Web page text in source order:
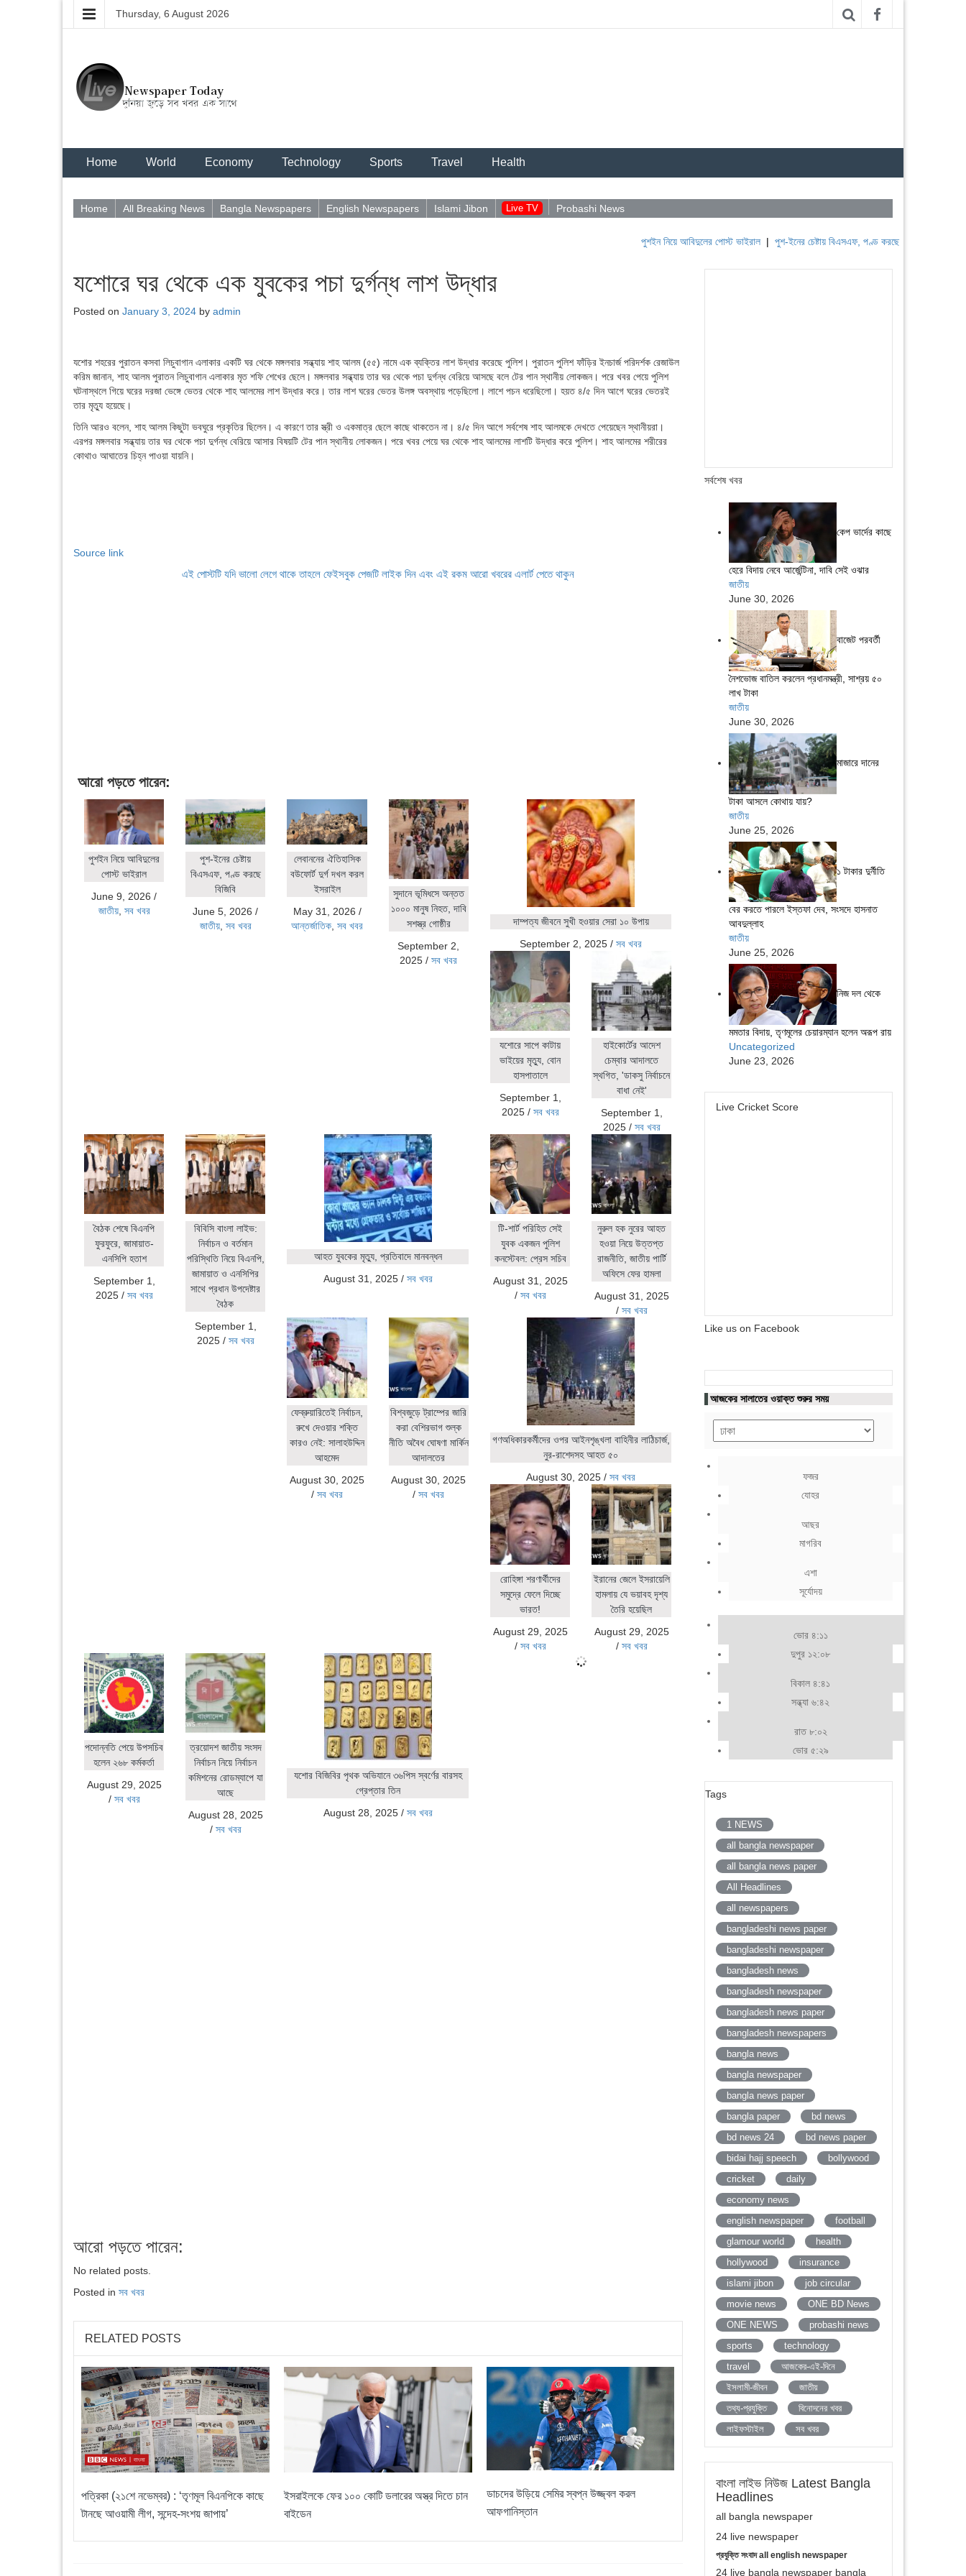
Thursday, 6 August 2026
Home World Economy Technology Sports Travel Health
Home All Breaking News Bangla Newspapers English Newspapers Islami Jibon Live TV Probashi News
পুশইন নিয়ে আবিদুলের পোস্ট ভাইরাল|পুশ-ইনের চেষ্টায় বিএসএফ, পণ্ড করছে বিজিবি|
যশোরে ঘর থেকে এক যুবকের পচা দুর্গন্ধ লাশ উদ্ধার
Posted on January 3, 2024 by admin
যশোর শহরের পুরাতন কসবা লিচুবাগান এলাকার একটি ঘর থেকে মঙ্গলবার সন্ধ্যায় শাহ আলম (৫৫) নামে এক ব্যক্তির লাশ উদ্ধার করেছে পুলিশ। পুরাতন পুলিশ ফাঁড়ির ইনচার্জ পরিদর্শক রেজাউল
করিম জানান, শাহ আলম পুরাতন লিচুবাগান এলাকার মৃত শফি শেখের ছেলে। মঙ্গলবার সন্ধ্যায় তার ঘর থেকে পচা দুর্গন্ধ বেরিয়ে আসছে বলে টের পান স্থানীয় লোকজন। পরে খবর পেয়ে পুলিশ
ঘটনাস্থলে গিয়ে ঘরের দরজা ভেঙ্গে ভেতর থেকে শাহ আলমের লাশ উদ্ধার করে। তার লাশ ঘরের ভেতর উলঙ্গ অবস্থায় পড়েছিলো। লাশে পচন ধরেছিলো। হয়ত ৪/৫ দিন আগে ঘরের ভেতরই
তার মৃত্যু হয়েছে।
তিনি আরও বলেন, শাহ আলম কিছুটা ভবঘুরে প্রকৃতির ছিলেন। এ কারণে তার স্ত্রী ও একমাত্র ছেলে কাছে থাকতেন না। ৪/৫ দিন আগে সর্বশেষ শাহ আলমকে দেখতে পেয়েছেন স্থানীয়রা।
এরপর মঙ্গলবার সন্ধ্যায় তার ঘর থেকে পচা দুর্গন্ধ বেরিয়ে আসার বিষয়টি টের পান স্থানীয় লোকজন। পরে খবর পেয়ে ঘর থেকে শাহ আলমের লাশটি উদ্ধার করে পুলিশ। শাহ আলমের শরীরের
কোথাও আঘাতের চিহ্ন পাওয়া যায়নি।
Source link
এই পোস্টটি যদি ভালো লেগে থাকে তাহলে ফেইসবুক পেজটি লাইক দিন এবং এই রকম আরো খবরের এলার্ট পেতে থাকুন
আরো পড়তে পারেন:
পুশইন নিয়ে আবিদুলের
পোস্ট ভাইরাল
June 9, 2026 /
জাতীয়, সব খবর
পুশ-ইনের চেষ্টায়
বিএসএফ, পণ্ড করছে
বিজিবি
June 5, 2026 /
জাতীয়, সব খবর
লেবাননের ঐতিহাসিক
বউফোর্ট দুর্গ দখল করল
ইসরাইল
May 31, 2026 /
আন্তর্জাতিক ,সব খবর
সুদানে ভূমিধসে অন্তত
১০০০ মানুষ নিহত, দাবি
সশস্ত্র গোষ্ঠীর
September 2,
2025 /সব খবর
দাম্পত্য জীবনে সুখী হওয়ার সেরা ১০ উপায়
September 2, 2025 /সব খবর
যশোরে সাপে কাটায়
ভাইয়ের মৃত্যু, বোন
হাসপাতালে
September 1,
2025/ সব খবর
হাইকোর্টের আদেশ
চেম্বার আদালতে
স্থগিত, 'ডাকসু নির্বাচনে
বাধা নেই'
September 1,
2025/ সব খবর
বৈঠক শেষে বিএনপি
ফুরফুরে, জামায়াত-
এনসিপি হতাশ
September 1,
2025/ সব খবর
বিবিসি বাংলা লাইভ:
নির্বাচন ও বর্তমান
পরিস্থিতি নিয়ে বিএনপি,
জামায়াত ও এনসিপির
সাথে প্রধান উপদেষ্টার
বৈঠক
September 1,
2025/ সব খবর
আহত যুবকের মৃত্যু, প্রতিবাদে মানবন্ধন
August 31, 2025/ সব খবর
টি-শার্ট পরিহিত সেই
যুবক একজন পুলিশ
কনস্টেবল: প্রেস সচিব
August 31, 2025
/ সব খবর
নুরুল হক নুরের আহত
হওয়া নিয়ে উত্তপ্ত
রাজনীতি, জাতীয় পার্টি
অফিসে ফের হামলা
August 31, 2025
/ সব খবর
ফেব্রুয়ারিতেই নির্বাচন,
রুখে দেওয়ার শক্তি
কারও নেই: সালাহউদ্দিন
আহমেদ
August 30, 2025
/সব খবর
বিশ্বজুড়ে ট্রাম্পের জারি
করা বেশিরভাগ শুল্ক
নীতি অবৈধ ঘোষণা মার্কিন
আদালতের
August 30, 2025
/সব খবর
গণঅধিকারকর্মীদের ওপর আইনশৃঙ্খলা বাহিনীর লাঠিচার্জ,
নুর-রাশেদসহ আহত ৫০
August 30, 2025 /সব খবর
রোহিঙ্গা শরণার্থীদের
সমুদ্রে ফেলে দিচ্ছে
ভারত!
August 29, 2025
/ সব খবর
ইরানের জেলে ইসরায়েলি
হামলায় যে ভয়াবহ দৃশ্য
তৈরি হয়েছিল
August 29, 2025
/ সব খবর
পদোন্নতি পেয়ে উপসচিব
হলেন ২৬৮ কর্মকর্তা
August 29, 2025
/ সব খবর
ত্রয়োদশ জাতীয় সংসদ
নির্বাচন নিয়ে নির্বাচন
কমিশনের রোডম্যাপে যা
আছে
August 28, 2025
/ সব খবর
যশোর বিজিবির পৃথক অভিযানে ৩৬পিস স্বর্ণের বারসহ
গ্রেপ্তার তিন
August 28, 2025/ সব খবর
আরো পড়তে পারেন:
No related posts.
Posted in সব খবর
RELATED POSTS
পত্রিকা (২১শে নভেম্বর) : ‘তৃণমূল বিএনপিকে কাছে
টানছে আওয়ামী লীগ, সন্দেহ-সংশয় জাপায়’
ইসরাইলকে ফের ১০০ কোটি ডলারের অস্ত্র দিতে চান
বাইডেন
ডাচদের উড়িয়ে সেমির স্বপ্ন উজ্জ্বল করল
আফগানিস্তান
সর্বশেষ খবর
কেপ ভার্দের কাছে
হেরে বিদায় নেবে আর্জেন্টিনা, দাবি সেই ওঝার
জাতীয়
June 30, 2026
বাজেট পরবর্তী
নৈশভোজ বাতিল করলেন প্রধানমন্ত্রী, সাশ্রয় ৫০
লাখ টাকা
জাতীয়
June 30, 2026
মাজারে দানের
টাকা আসলে কোথায় যায়?
জাতীয়
June 25, 2026
১ টাকার দুর্নীতি
বের করতে পারলে ইস্তফা দেব, সংসদে হাসনাত
আবদুল্লাহ
জাতীয়
June 25, 2026
নিজ দল থেকে
মমতার বিদায়, তৃণমূলের চেয়ারম্যান হলেন অরূপ রায়
Uncategorized
June 23, 2026
Live Cricket Score
Like us on Facebook
আজকের সালাতের ওয়াক্ত শুরুর সময়
ফজর
যোহর
আছর
মাগরিব
এশা
সূর্যোদয়
ভোর ৪:১১
দুপুর ১২:০৮
বিকাল ৪:৪১
সন্ধ্যা ৬:৪২
রাত ৮:০২
ভোর ৫:২৯
Tags
1 NEWS
all bangla newspaper
all bangla news paper
All Headlines
all newspapers
bangladeshi news paper
bangladeshi newspaper
bangladesh news
bangladesh newspaper
bangladesh news paper
bangladesh newspapers
bangla news
bangla newspaper
bangla news paper
bangla paper
bd news
bd news 24
bd news paper
bidai hajj speech
bollywood
cricket
daily
economy news
english newspaper
football
glamour world
health
hollywood
insurance
islami jibon
job circular
movie news
ONE BD News
ONE NEWS
probashi news
sports
technology
travel
আজকের-এই-দিনে
ইসলামী-জীবন
জাতীয়
তথ্য-প্রযুক্তি
বিনোদনের খবর
লাইফস্টাইল
সব খবর
বাংলা লাইভ নিউজ Latest Bangla
Headlines
all bangla newspaper
24 live newspaper
প্রযুক্তি সংবাদ all english newspaper
24 live bangla newspaper bangla